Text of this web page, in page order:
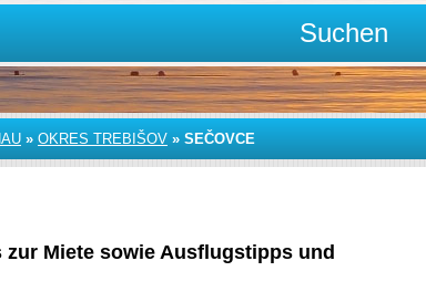
Suchen
» OKRES TREBIŠOV » SEČOVCE
Miete sowie Ausflugstipps und